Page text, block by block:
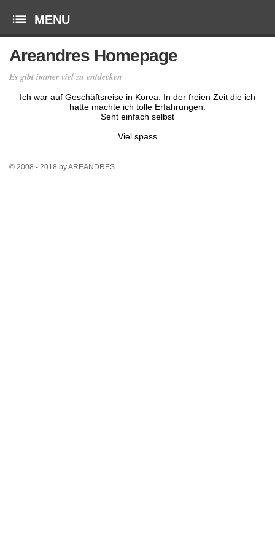
Areandres Homepage
Es gibt immer viel zu entdecken
Ich war auf Geschäftsreise in Korea. In der freien Zeit die ich
hatte machte ich tolle Erfahrungen.
Seht einfach selbst
Viel spass
© 2008 - 2018 by AREANDRES